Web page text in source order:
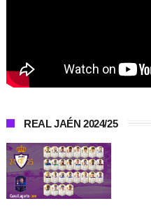
REAL JAÉN 2024/25